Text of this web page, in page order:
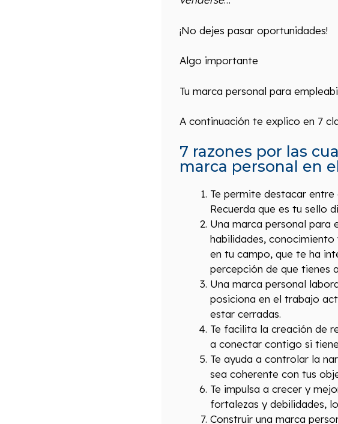
¡No dejes pasar oportunidades!
Algo importante
Tu marca personal para
A continuación te explico en 7
7 razones por las
marca personal en
Te permite destacar
Recuerda que es tu sello
Una marca personal para
habilidades,
en tu campo, que te ha
percepción de que tienes
Una marca personal
posiciona en el trabajo
estar cerradas.
Te facilita la creación de
a conectar contigo si
Te ayuda a controlar la
sea coherente con tus
Te impulsa a crecer y
fortalezas y debilidades,
Construir una marca